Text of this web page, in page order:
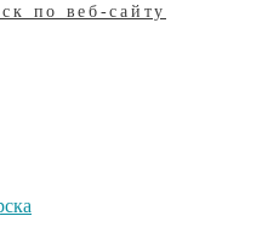
по веб-сайту